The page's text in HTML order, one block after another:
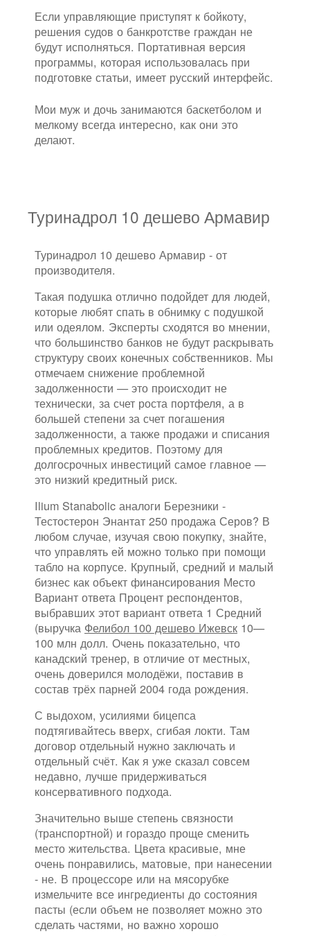
Если управляющие приступят к бойкоту,
решения судов о банкротстве граждан не
будут исполняться. Портативная версия
программы, которая использовалась при
подготовке статьи, имеет русский интерфейс.
Мои муж и дочь занимаются баскетболом и
мелкому всегда интересно, как они это
делают.
Туринадрол 10 дешево Армавир
Туринадрол 10 дешево Армавир - от
производителя.
Такая подушка отлично подойдет для людей,
которые любят спать в обнимку с подушкой
или одеялом. Эксперты сходятся во мнении,
что большинство банков не будут раскрывать
структуру своих конечных собственников. Мы
отмечаем снижение проблемной
задолженности — это происходит не
технически, за счет роста портфеля, а в
большей степени за счет погашения
задолженности, а также продажи и списания
проблемных кредитов. Поэтому для
долгосрочных инвестиций самое главное —
это низкий кредитный риск.
Ilium Stanabolic аналоги Березники -
Тестостерон Энантат 250 продажа Серов? В
любом случае, изучая свою покупку, знайте,
что управлять ей можно только при помощи
табло на корпусе. Крупный, средний и малый
бизнес как объект финансирования Место
Вариант ответа Процент респондентов,
выбравших этот вариант ответа 1 Средний
(выручка Фелибол 100 дешево Ижевск 10—
100 млн долл. Очень показательно, что
канадский тренер, в отличие от местных,
очень доверился молодёжи, поставив в
состав трёх парней 2004 года рождения.
С выдохом, усилиями бицепса
подтягивайтесь вверх, сгибая локти. Там
договор отдельный нужно заключать и
отдельный счёт. Как я уже сказал совсем
недавно, лучше придерживаться
консервативного подхода.
Значительно выше степень связности
(транспортной) и гораздо проще сменить
место жительства. Цвета красивые, мне
очень понравились, матовые, при нанесении
- не. В процессоре или на мясорубке
измельчите все ингредиенты до состояния
пасты (если объем не позволяет можно это
сделать частями, но важно хорошо